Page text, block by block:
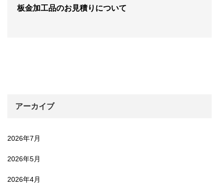
板金加工品のお見積りについて
アーカイブ
2026年7月
2026年5月
2026年4月